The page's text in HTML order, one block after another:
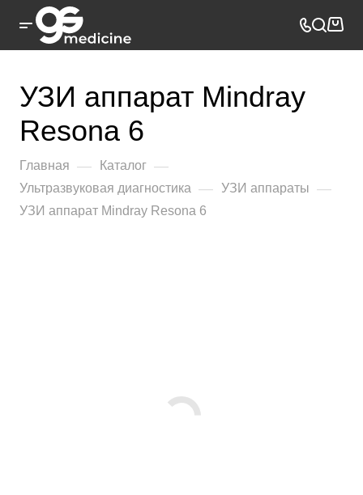
УЗИ аппарат Mindray
Resona 6
Главная — Каталог —
Ультразвуковая диагностика — УЗИ аппараты —
УЗИ аппарат Mindray Resona 6